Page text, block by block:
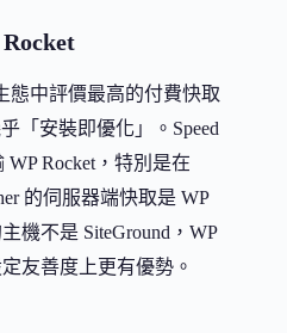
態中評價最高的付費快取
「安裝即優化」。Speed
Rocket，特別是在
的伺服器端快取是 WP
機不是 SiteGround，WP
友善度上更有優勢。